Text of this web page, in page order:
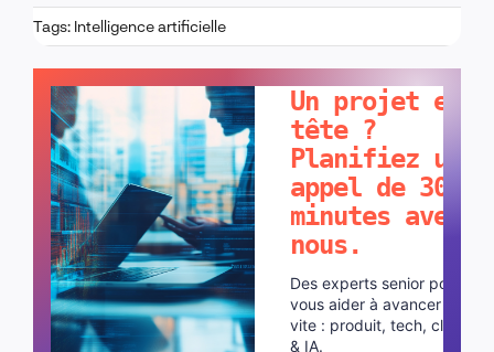
Tags: Intelligence artificielle
Un projet en
tête ?
Planifiez un
appel de 30
minutes avec
nous.
Des experts senior pour
vous aider à avancer plus
vite : produit, tech, cloud
& IA.